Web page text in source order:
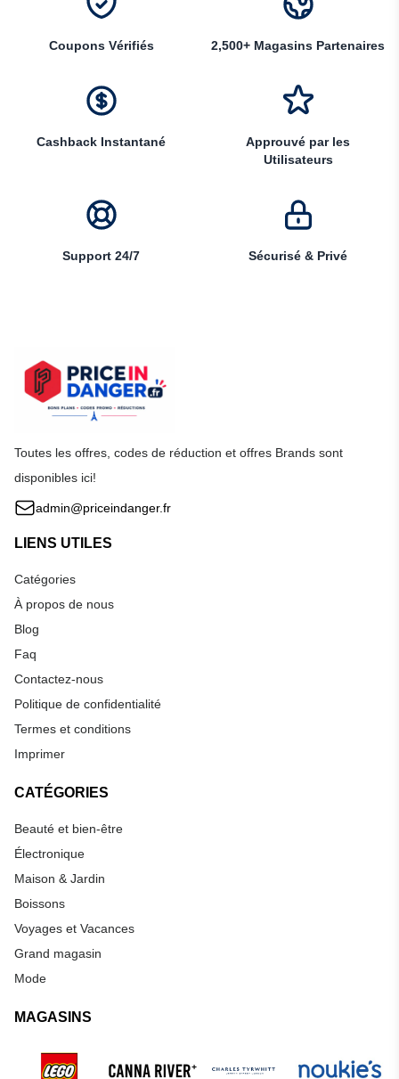
Coupons Vérifiés 2,500+ Magasins Partenaires
Cashback Instantané
Approuvé par les
Utilisateurs
Support 24/7 Sécurisé & Privé
Toutes les offres, codes de réduction et offres Brands sont
disponibles ici!
admin@priceindanger.fr
LIENS UTILES
Catégories
À propos de nous
Blog
Faq
Contactez-nous
Politique de confidentialité
Termes et conditions
Imprimer
CATÉGORIES
Beauté et bien-être
Électronique
Maison & Jardin
Boissons
Voyages et Vacances
Grand magasin
Mode
MAGASINS